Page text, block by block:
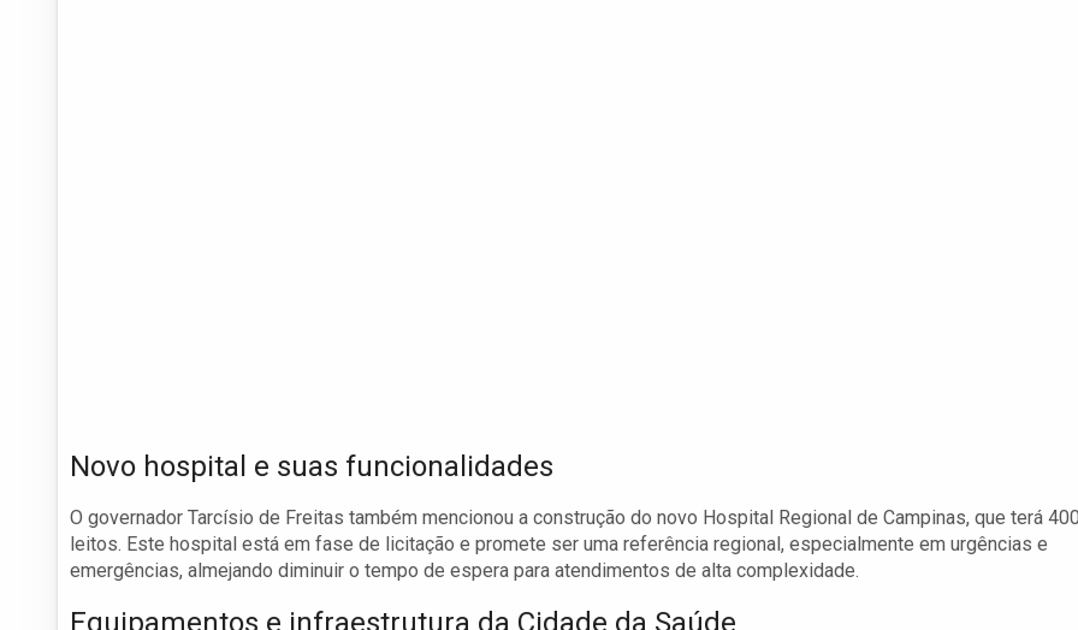
Novo hospital e suas funcionalidades
O governador Tarcísio de Freitas também mencionou a construção do novo Hospital Regional de Campinas, que terá
leitos. Este hospital está em fase de licitação e promete ser uma referência regional, especialmente em urgências e
emergências, almejando diminuir o tempo de espera para atendimentos de alta complexidade.
Equipamentos e infraestrutura da Cidade da Saúde